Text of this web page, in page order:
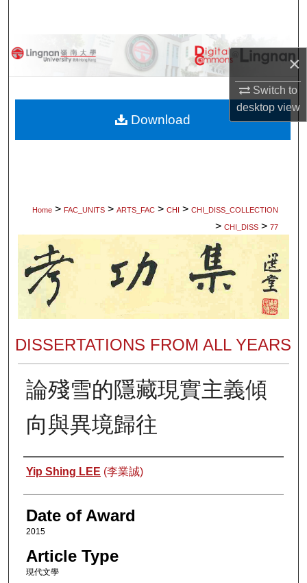
×
Switch to
desktopview
Browse Collections
About
Home > FAC_UNITS > ARTS_FAC > CHI > CHI_DISS_COLLECTION
> CHI_DISS > 77
DISSERTATIONS FROM ALL YEARS
論殘雪的隱藏現實主義傾
向與異境歸往
Author
Yip Shing LEE (李業誠)
Date of Award
2015
Article Type
現代文學
Download